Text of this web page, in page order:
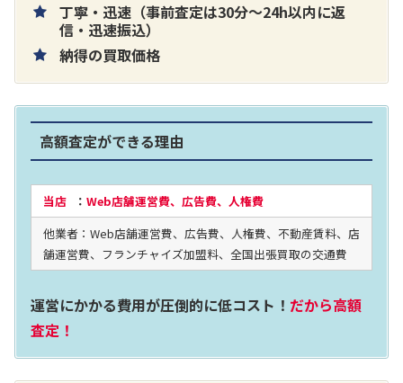
片耳巻き取りイヤホン内蔵ラジオ SRF-
2024年12月更新 オーディオ買取価格
LUXKIT
丁寧・迅速（事前査定は30分～24h以内に返
信・迅速振込）
納得の買取価格
高額査定ができる理由
当店： Web店舗運営費、広告費、人権費
他業者：Web店舗運営費、広告費、人権費、不動産賃料、店
舗運営費、フランチャイズ加盟料、全国出張買取の交通費
運営にかかる費用が圧倒的に低コスト！ だから高額
査定！